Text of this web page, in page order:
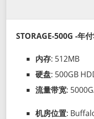
STORAGE-500G -年
内存: 512MB
硬盘: 500GB
流量带宽:
机房位置: